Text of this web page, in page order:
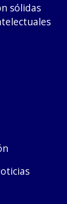
sólidas